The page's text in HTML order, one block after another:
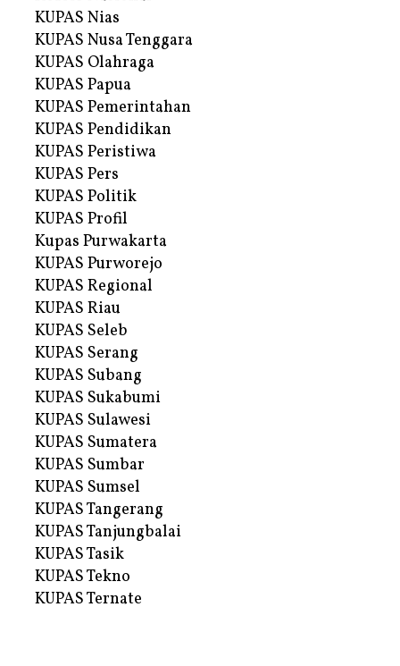
KUPAS Nias
KUPAS Nusa Tenggara
KUPAS Olahraga
KUPAS Papua
KUPAS Pemerintahan
KUPAS Pendidikan
KUPAS Peristiwa
KUPAS Pers
KUPAS Politik
KUPAS Profil
Kupas Purwakarta
KUPAS Purworejo
KUPAS Regional
KUPAS Riau
KUPAS Seleb
KUPAS Serang
KUPAS Subang
KUPAS Sukabumi
KUPAS Sulawesi
KUPAS Sumatera
KUPAS Sumbar
KUPAS Sumsel
KUPAS Tangerang
KUPAS Tanjungbalai
KUPAS Tasik
KUPAS Tekno
KUPAS Ternate